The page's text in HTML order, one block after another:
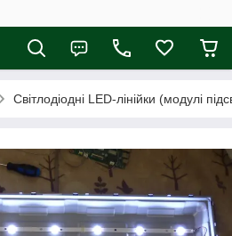
Світлодіодні LED-лінійки (модулі